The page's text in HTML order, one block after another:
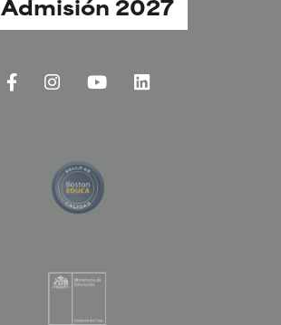
Admisión 2027